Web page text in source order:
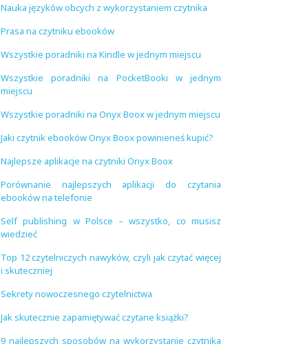
Nauka języków obcych z wykorzystaniem czytnika
Prasa na czytniku ebooków
Wszystkie poradniki na Kindle w jednym miejscu
Wszystkie poradniki na PocketBooki w jednym
miejscu
Wszystkie poradniki na Onyx Boox w jednym miejscu
Jaki czytnik ebooków Onyx Boox powinieneś kupić?
Najlepsze aplikacje na czytniki Onyx Boox
Porównanie najlepszych aplikacji do czytania
ebooków na telefonie
Self publishing w Polsce – wszystko, co musisz
wiedzieć
Top 12 czytelniczych nawyków, czyli jak czytać więcej
i skuteczniej
Sekrety nowoczesnego czytelnictwa
Jak skutecznie zapamiętywać czytane książki?
9 najlepszych sposobów na wykorzystanie czytnika